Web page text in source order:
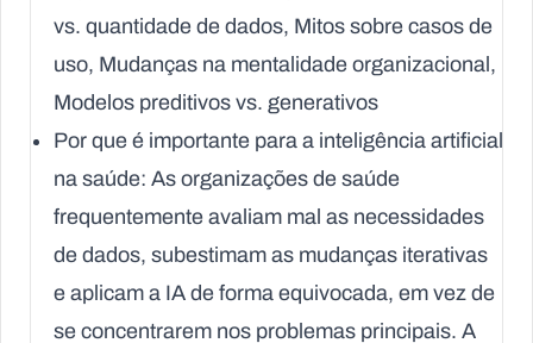
vs. quantidade de dados, Mitos sobre casos de
uso, Mudanças na mentalidade organizacional,
Modelos preditivos vs. generativos
Por que é importante para a inteligência artificial
na saúde: As organizações de saúde
frequentemente avaliam mal as necessidades
de dados, subestimam as mudanças iterativas
e aplicam a IA de forma equivocada, em vez de
se concentrarem nos problemas principais. A